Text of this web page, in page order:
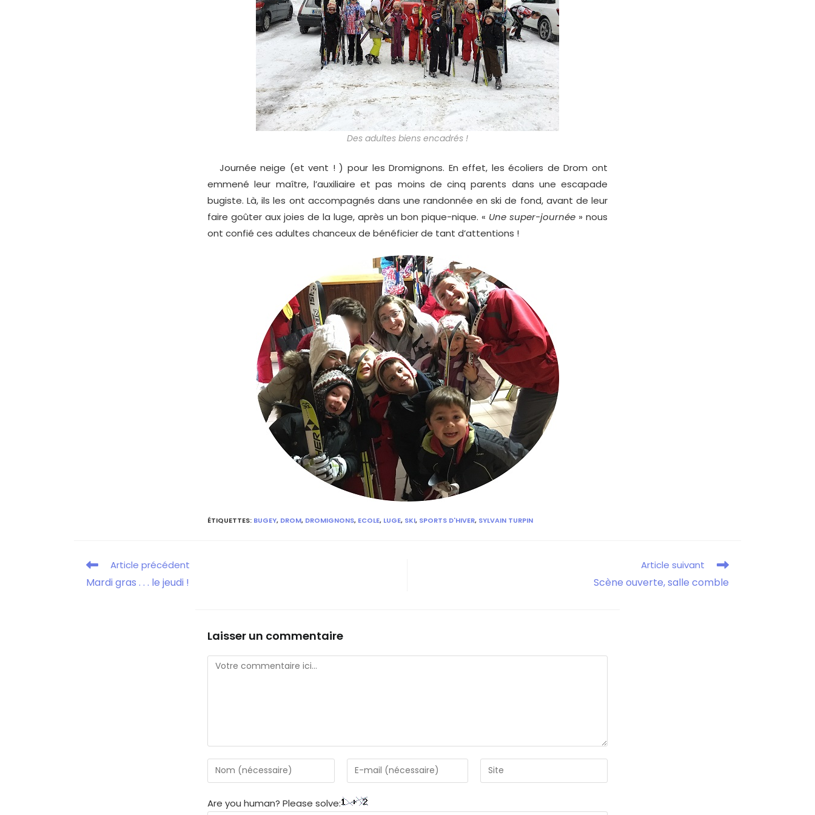
Des adultes biens encadrés !
Journée neige (et vent ! ) pour les Dromignons. En effet, les écoliers de Drom ont
emmené leur maître, l’auxiliaire et pas moins de cinq parents dans une escapade
bugiste. Là, ils les ont accompagnés dans une randonnée en ski de fond, avant de leur
faire goûter aux joies de la luge, après un bon pique-nique. « Une super-journée » nous
ont confié ces adultes chanceux de bénéficier de tant d’attentions !
ÉTIQUETTES: BUGEY, DROM, DROMIGNONS, ECOLE, LUGE, SKI, SPORTS D'HIVER, SYLVAIN TURPIN
Article précédent
Mardi gras . . . le jeudi !
Article suivant
Scène ouverte, salle comble
Laisser un commentaire
Are you human? Please solve: